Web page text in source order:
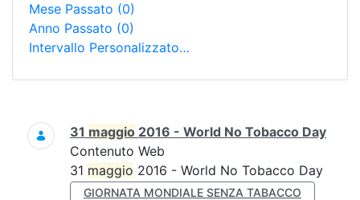
Mese Passato (0)
Anno Passato (0)
Intervallo Personalizzato…
Ricerca
31 maggio 2016 - World No Tobacco Day
Contenuto Web
31 maggio 2016 - World No Tobacco Day
GIORNATA MONDIALE SENZA TABACCO